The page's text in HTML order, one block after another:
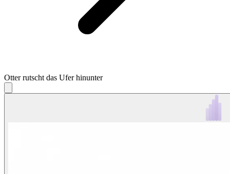
Otter rutscht das Ufer hinunter